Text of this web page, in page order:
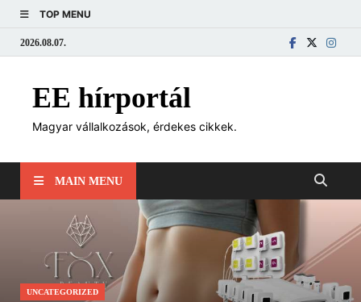
TOP MENU
2026.08.07.
EE hírportál
Magyar vállalkozások, érdekes cikkek.
MAIN MENU
UNCATEGORIZED